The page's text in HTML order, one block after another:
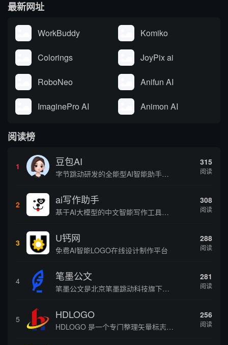
最新网址
WorkBuddy Komiko
Colorings JoyPix ai
RoboNeo Anifun AI
ImaginePro AI Animon AI
阅读榜
1 豆包AI
字节跳动研发的全能型AI智能助手，提供智能对话、知识问答、内容创作、学习办公等一站式AI服务
315
阅读
2 ai写作助手
基于AI大模型的中文智能写作工具，面向学生、自媒体、职场人士提供一站式文本创作服务 核心定位 AI写作助手是依托人工智能技术打造的创作辅助平台，专注中文文本生成与优化，帮助用户快速完成各类文案、文章、论文等内容创作，提升写作效率 核心功能 ...
308
阅读
3 U钙网
免费AI智能LOGO在线设计制作平台
288
阅读
4 笔墨公文
笔墨公文是北京笔墨跳动科技旗下垂直公文赛道 AIGC 创作平台，深耕体制公文专业场景，依托海量标准公文语料训练专属大模型。平台整合 AI 公文生成、全维度智能校对、范文库、实时更新素材库、标准化公文模板五大核心板块，兼顾公文快速撰写、文稿合...
281
阅读
5 HDLOGO
HDLOGO 是一个专门整理矢量标志和图标的网站，提供各类品牌和公司的矢量标志下载服务，主要面向设计师、营销人员和企业用户，帮他们获取高质量的品牌标识资源。
256
阅读